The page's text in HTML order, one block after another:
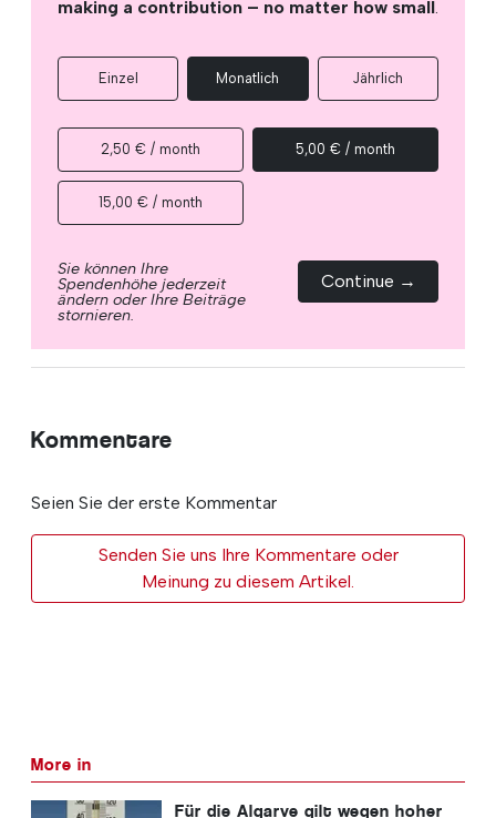
making a contribution – no matter how small.
Einzel Monatlich Jährlich
2,50 € / month 5,00 € / month
15,00 € / month
Sie können Ihre
Spendenhöhe jederzeit
ändern oder Ihre Beiträge
stornieren.
Continue →
Kommentare
Seien Sie der erste Kommentar
Senden Sie uns Ihre Kommentare oder
Meinung zu diesem Artikel.
More in
Für die Algarve gilt wegen hoher